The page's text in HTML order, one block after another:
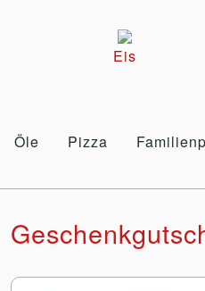
Eis
Öle Pizza